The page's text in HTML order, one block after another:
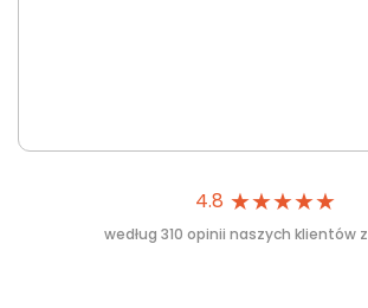
4.8 ★★★★★
według 310 opinii naszych klientów z